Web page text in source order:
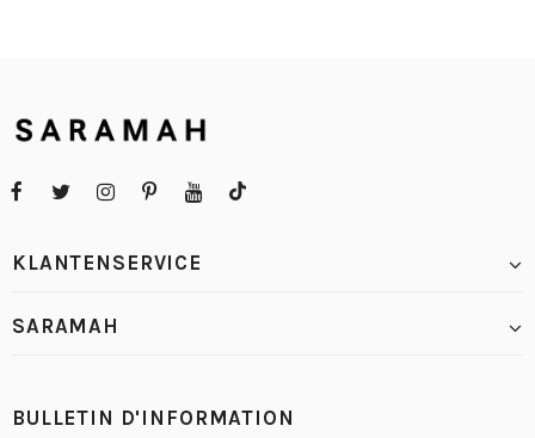
KLANTENSERVICE
SARAMAH
BULLETIN D'INFORMATION